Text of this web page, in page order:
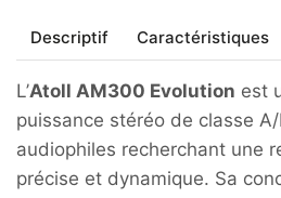
Descriptif Caractéristiques
L’Atoll AM300 Evolution est
puissance stéréo de classe
audiophiles recherchant une
précise et dynamique. Sa